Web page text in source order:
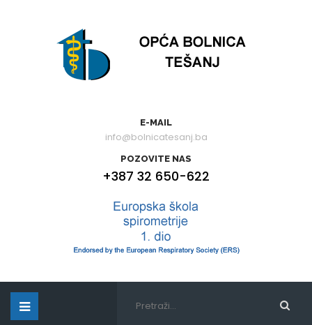
E-MAIL
info@bolnicatesanj.ba
POZOVITE NAS
+387 32 650-622